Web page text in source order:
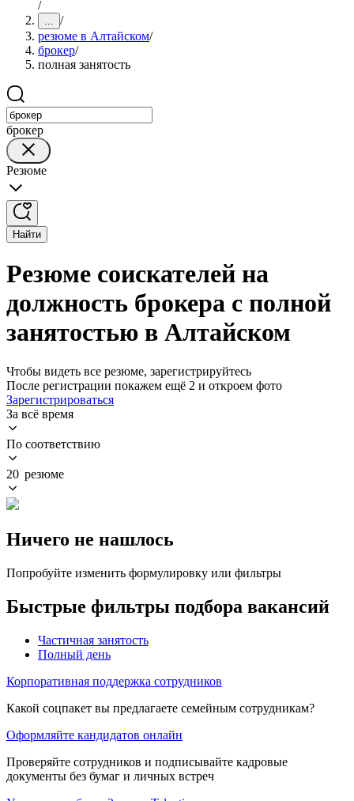
/
... /
резюме в Алтайском/
брокер/
полная занятость
брокер
Резюме
Найти
Резюме соискателей на
должность брокера с полной
занятостью в Алтайском
Чтобы видеть все резюме, зарегистрируйтесь
После регистрации покажем ещё 2 и откроем фото
Зарегистрироваться
За всё время
По соответствию
20 резюме
Ничего не нашлось
Попробуйте изменить формулировку или фильтры
Быстрые фильтры подбора вакансий
Частичная занятость
Полный день
Корпоративная поддержка сотрудников
Какой соцпакет вы предлагаете семейным сотрудникам?
Оформляйте кандидатов онлайн
Проверяйте сотрудников и подписывайте кадровые
документы без бумаг и личных встреч